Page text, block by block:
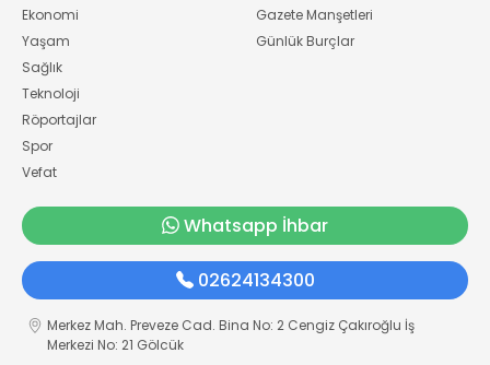
Ekonomi
Yaşam
Sağlık
Teknoloji
Röportajlar
Spor
Vefat
Gazete Manşetleri
Günlük Burçlar
Whatsapp İhbar
02624134300
Merkez Mah. Preveze Cad. Bina No: 2 Cengiz Çakıroğlu İş
Merkezi No: 21 Gölcük